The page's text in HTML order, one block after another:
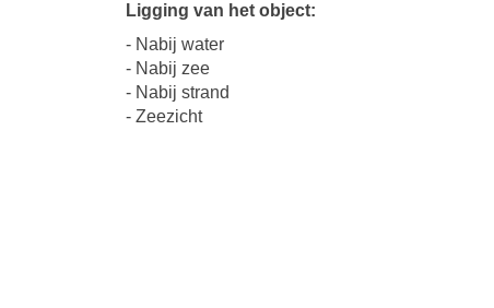
Ligging van het object:
- Nabij water
- Nabij zee
- Nabij strand
- Zeezicht